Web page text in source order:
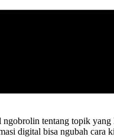
tentang topik yang
digital bisa ngubah cara